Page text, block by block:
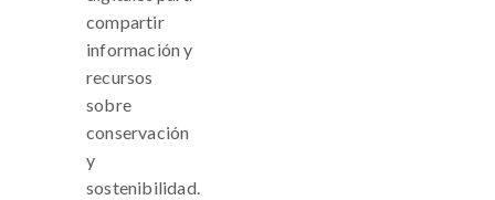
compartir
información y
recursos
sobre
conservación
y
sostenibilidad.